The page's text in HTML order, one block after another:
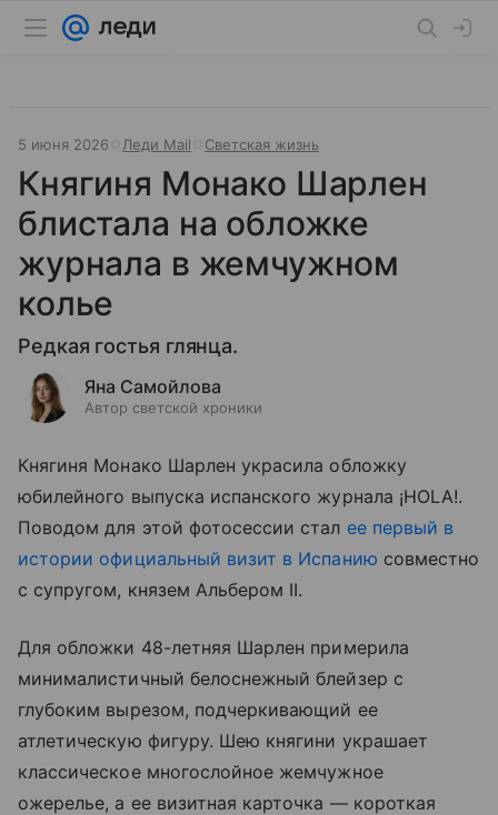
5 июня 2026 Леди Mail Светская жизнь
Княгиня Монако Шарлен
блистала на обложке
журнала в жемчужном
колье
Редкая гостья глянца.
Яна Самойлова
Автор светской хроники
Княгиня Монако Шарлен украсила обложку
юбилейного выпуска испанского журнала ¡HOLA!.
Поводом для этой фотосессии стал ее первый в
истории официальный визит в Испанию совместно
с супругом, князем Альбером II.
Для обложки 48-летняя Шарлен примерила
минималистичный белоснежный блейзер с
глубоким вырезом, подчеркивающий ее
атлетическую фигуру. Шею княгини украшает
классическое многослойное жемчужное
ожерелье, а ее визитная карточка — короткая